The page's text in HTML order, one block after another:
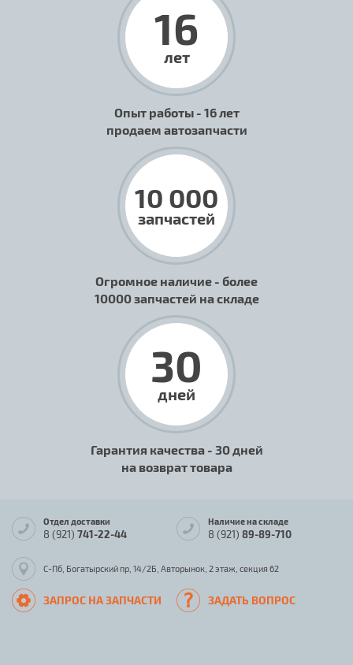
16
лет
Опыт работы - 16 лет
продаем автозапчасти
10 000
запчастей
Огромное наличие - более
10000 запчастей на складе
30
дней
Гарантия качества - 30 дней
на возврат товара
Отдел доставки
8 (921) 741-22-44
Наличие на складе
8 (921) 89-89-710
С-Пб, Богатырский пр, 14/2Б, Авторынок, 2 этаж, секция 62
ЗАПРОС НА ЗАПЧАСТИ ЗАДАТЬ ВОПРОС